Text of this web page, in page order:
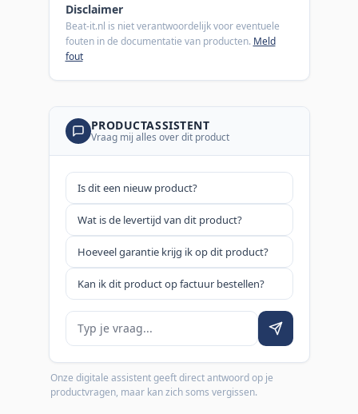
Disclaimer
Beat-it.nl is niet verantwoordelijk voor eventuele
fouten in de documentatie van producten. Meld
fout
PRODUCTASSISTENT
Vraag mij alles over dit product
Is dit een nieuw product?
Wat is de levertijd van dit product?
Hoeveel garantie krijg ik op dit product?
Kan ik dit product op factuur bestellen?
Je vraag
Onze digitale assistent geeft direct antwoord op je
productvragen, maar kan zich soms vergissen.